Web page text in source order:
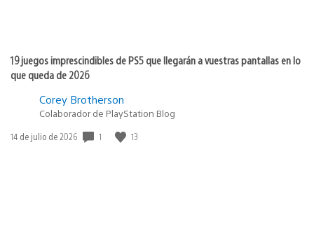
19 juegos imprescindibles de PS5 que llegarán a vuestras pantallas en lo
que queda de 2026
Corey Brotherson
Colaborador de PlayStation Blog
Fecha
14 de julio de 2026 1 13